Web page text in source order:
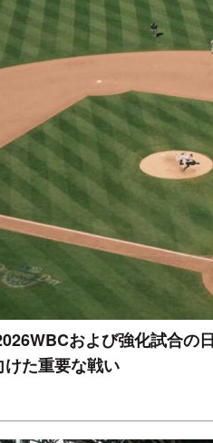
および強化試合の
た重要な戦い